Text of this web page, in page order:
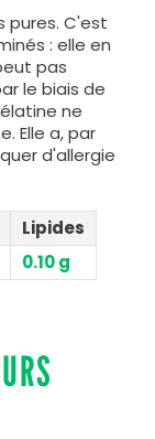
pures. C'est
: elle en
pas
le biais de
ne
Elle a, par
d'allergie
Lipides
0.10 g